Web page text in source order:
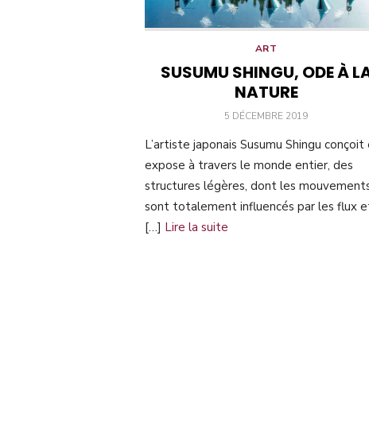
ART
SUSUMU SHINGU, ODE À
NATURE
PUBLIÉ
5 DÉCEMBRE 2019
L’artiste japonais Susumu Shingu
expose à travers le monde entier, des
structures légères, dont les
sont totalement influencés par les flux
[…] Lire la suite